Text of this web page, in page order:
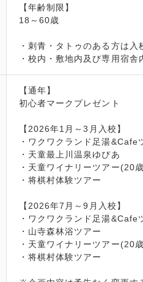
【年齢制限】
18～60歳
・刺青・タトゥのある方は入
・校内・敷地内及び専用宿舎
【通年】
初心者マークプレゼント
【2026年1月～3月入校】
・ワクワクランド足湯&Cafe
・天童最上川温泉ゆぴあ
・天童ワイナリーツアー(20
・将棋村体験ツアー
【2026年7月～9月入校】
・ワクワクランド足湯&Cafe
・山寺森林浴ツアー
・天童ワイナリーツアー(20
・将棋村体験ツアー